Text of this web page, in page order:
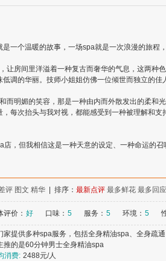
一个温暖的故事，一场spa就是一次浪漫的旅程
让房间里洋溢着一种复古而奢华的气息，这两种
低调的华丽。技师小姐姐仿佛一位倾世而独立的
而明媚的笑容，那是一种由内而外散发出的柔和
，每次抬头与我对视，都能感受到一种被理解和
店，但我相信这是一种天意的设定、一种命运的召
评 图文 精华 | 排序： 最新点评 最多鲜花 最多回应
评价： 好 口味： 5 服务： 5 环境： 5
家提供多种spa服务，包括全身精油spa、全身疏
推的是60分钟男士全身精油spa
消费: 2488元/人